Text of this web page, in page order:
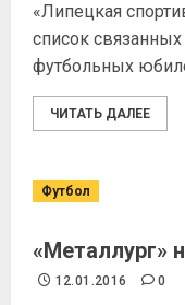
«Липецкая
список
футбольных
ЧИТАТЬ ДАЛЕЕ
Футбол
«Металлург»
12.01.2016 0